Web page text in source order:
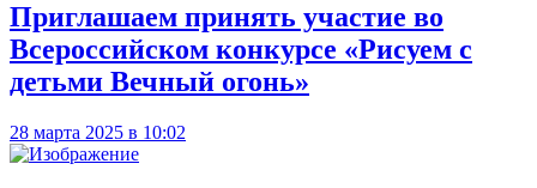
Приглашаем принять участие во
Всероссийском конкурсе «Рисуем с
детьми Вечный огонь»
28 марта 2025 в 10:02